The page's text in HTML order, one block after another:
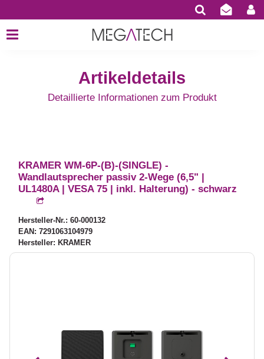
Artikeldetails
Detaillierte Informationen zum Produkt
KRAMER WM-6P-(B)-(SINGLE) -
Wandlautsprecher passiv 2-Wege (6,5" |
UL1480A | VESA 75 | inkl. Halterung) - schwarz
Hersteller-Nr.: 60-000132
EAN: 7291063104979
Hersteller: KRAMER